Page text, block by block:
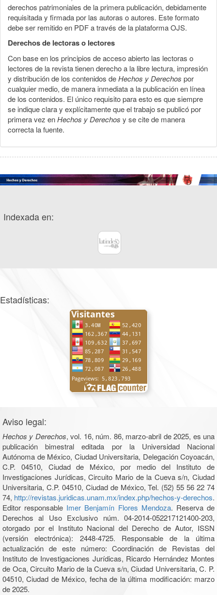
derechos patrimoniales de la primera publicación, debidamente
requisitada y firmada por las autoras o autores. Este formato
debe ser remitido en PDF a través de la plataforma OJS.
Derechos de lectoras o lectores
Con base en los principios de acceso abierto las lectoras o
lectores de la revista tienen derecho a la libre lectura, impresión
y distribución de los contenidos deHechos y Derechos por
cualquier medio, de manera inmediata a la publicación en línea
de los contenidos. El único requisito para esto es que siempre
se indique clara y explícitamente que el trabajo se publicó por
primera vez enHechos y Derechos y se cite de manera
correcta la fuente.
Indexada en:
Estadísticas:
Aviso legal:
Hechos y Derechos, vol. 16, núm. 86, marzo-abril de 2025, es una
publicación bimestral editada por la Universidad Nacional
Autónoma de México, Ciudad Universitaria, Delegación Coyoacán,
C.P. 04510, Ciudad de México, por medio del Instituto de
Investigaciones Jurídicas, Circuito Mario de la Cueva s/n, Ciudad
Universitaria, C.P. 04510, Ciudad de México, Tel. (52) 55 56 22 74
74, http://revistas.juridicas.unam.mx/index.php/hechos-y-derechos.
Editor responsable Imer Benjamín Flores Mendoza. Reserva de
Derechos al Uso Exclusivo núm. 04-2014-052217121400-203,
otorgado por el Instituto Nacional del Derecho de Autor, ISSN
(versión electrónica): 2448-4725. Responsable de la última
actualización de este número: Coordinación de Revistas del
Instituto de Investigaciones Jurídicas, Ricardo Hernández Montes
de Oca, Circuito Mario de la Cueva s/n, Ciudad Universitaria, C. P.
04510, Ciudad de México, fecha de la última modificación: marzo
de 2025.